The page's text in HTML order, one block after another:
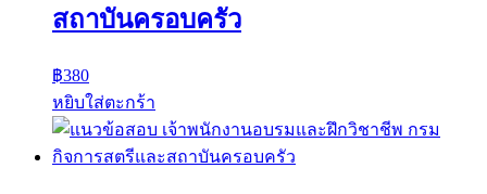
สถาบันครอบครัว
฿380
หยิบใส่ตะกร้า